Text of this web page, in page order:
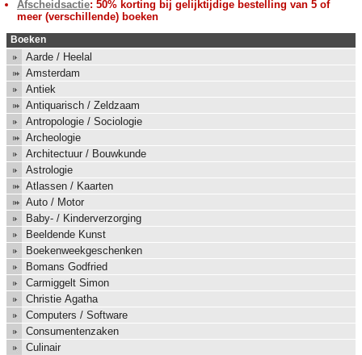
Afscheidsactie: 50% korting bij gelijktijdige bestelling van 5 of
meer (verschillende) boeken
Boeken
Aarde / Heelal
Amsterdam
Antiek
Antiquarisch / Zeldzaam
Antropologie / Sociologie
Archeologie
Architectuur / Bouwkunde
Astrologie
Atlassen / Kaarten
Auto / Motor
Baby- / Kinderverzorging
Beeldende Kunst
Boekenweekgeschenken
Bomans Godfried
Carmiggelt Simon
Christie Agatha
Computers / Software
Consumentenzaken
Culinair